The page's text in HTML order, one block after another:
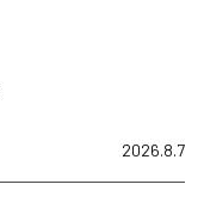
2026.8.7